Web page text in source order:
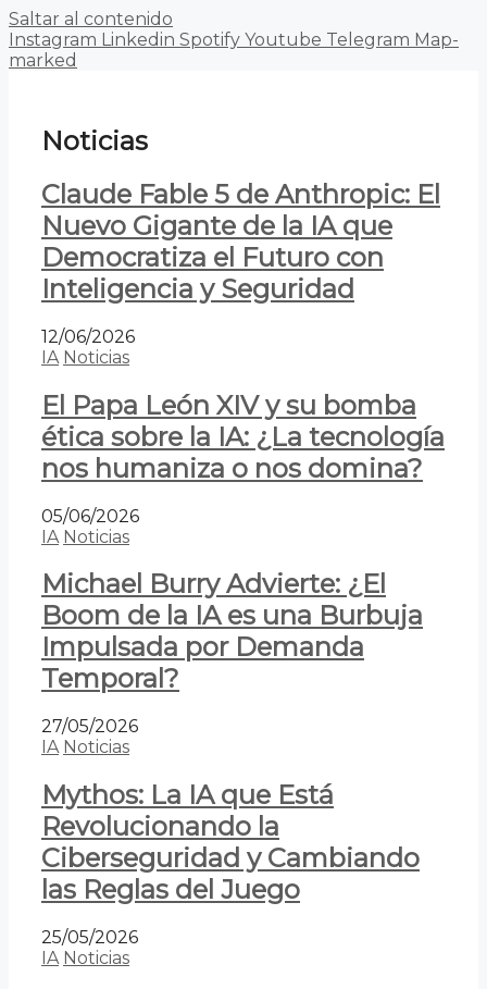
Saltar al contenido
Instagram Linkedin Spotify Youtube Telegram Map-
marked
Noticias
Claude Fable 5 de Anthropic: El
Nuevo Gigante de la IA que
Democratiza el Futuro con
Inteligencia y Seguridad
12/06/2026
IA Noticias
El Papa León XIV y su bomba
ética sobre la IA: ¿La tecnología
nos humaniza o nos domina?
05/06/2026
IA Noticias
Michael Burry Advierte: ¿El
Boom de la IA es una Burbuja
Impulsada por Demanda
Temporal?
27/05/2026
IA Noticias
Mythos: La IA que Está
Revolucionando la
Ciberseguridad y Cambiando
las Reglas del Juego
25/05/2026
IA Noticias